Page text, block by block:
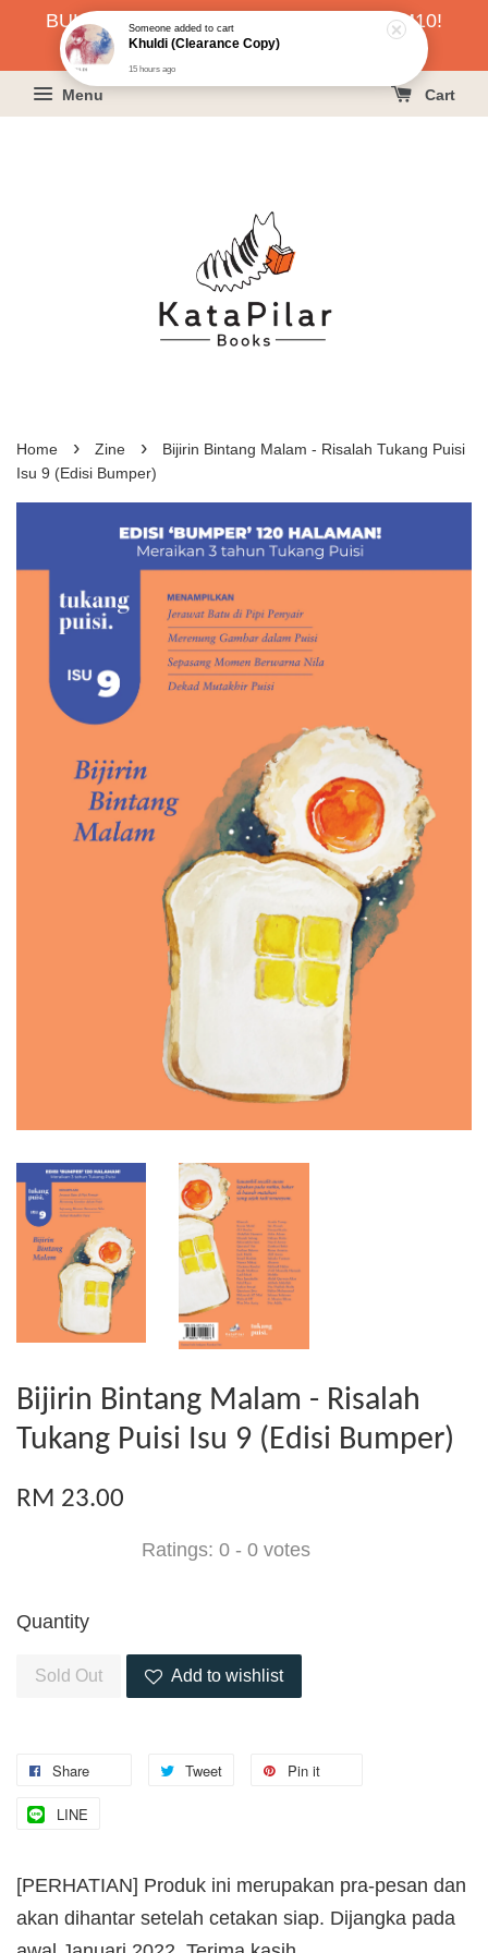
BUKU HARGA RAHMAH SERENDAH RM10!
KLIK SINI UNTUK PESAN!
Menu Cart
Home › Zine ›
Bijirin Bintang Malam - Risalah Tukang Puisi
Isu 9 (Edisi Bumper)
Bijirin Bintang Malam - Risalah
Tukang Puisi Isu 9 (Edisi Bumper)
RM 23.00
Ratings: 0 - 0 votes
Quantity
Sold Out Add to wishlist
Share Tweet Pin it
LINE
[PERHATIAN] Produk ini merupakan pra-pesan dan
akan dihantar setelah cetakan siap. Dijangka pada
Someoneadded to cart
Khuldi (Clearance Copy)
15 hours ago